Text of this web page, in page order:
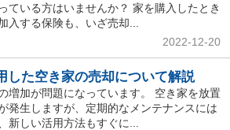
ている方はいませんか？ 家を購入したとき
入する保険も、いざ売却...
2022-12-20
した空き家の売却について解説
増加が問題になっています。 空き家を放置
発生しますが、定期的なメンテナンスには
新しい活用方法もすぐに...